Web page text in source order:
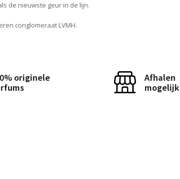
de nieuwste geur in de lijn.
conglomeraat LVMH.
originele
Afhalen
mogelijk